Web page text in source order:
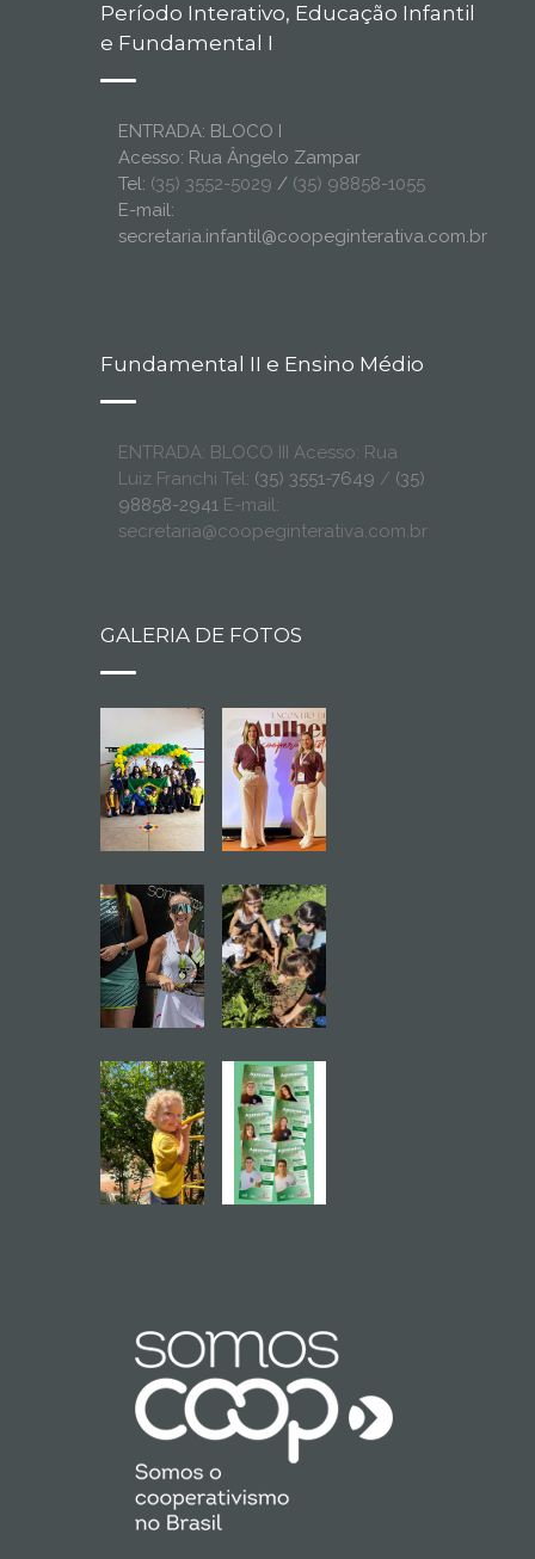
Período Interativo, Educação Infantil
e Fundamental I
ENTRADA: BLOCO I
Acesso: Rua Ângelo Zampar
Tel: (35) 3552-5029 / (35) 98858-1055
E-mail:
secretaria.infantil@coopeginterativa.com.br
Fundamental II e Ensino Médio
ENTRADA: BLOCO III Acesso: Rua
Luiz Franchi Tel: (35) 3551-7649 / (35)
98858-2941 E-mail:
secretaria@coopeginterativa.com.br
GALERIA DE FOTOS